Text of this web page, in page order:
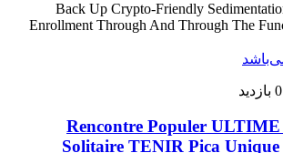
Back Up Crypto-Friendly
Enrollment Through And Through The
0 بازدید
Rencontre Populer
Solitaire TENIR Pica Unique